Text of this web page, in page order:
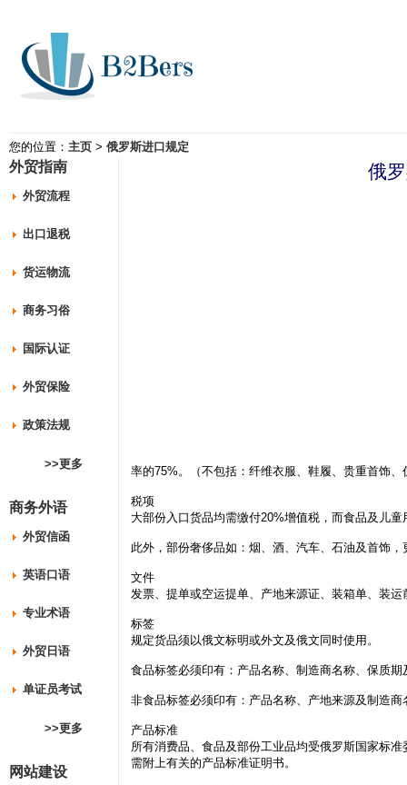
您的位置： 主页 > 俄罗斯进口规定
外贸指南
外贸流程
出口退税
货运物流
商务习俗
国际认证
外贸保险
政策法规
>>更多
商务外语
外贸信函
英语口语
专业术语
外贸日语
单证员考试
>>更多
网站建设
俄
率的75%。（不包括：纤维衣服、鞋履、贵重首饰
税项
大部份入口货品均需缴付20%增值税，而食品及儿
此外，部份奢侈品如：烟、酒、汽车、石油及首饰
文件
发票、提单或空运提单、产地来源证、装箱单、装
标签
规定货品须以俄文标明或外文及俄文同时使用。
食品标签必须印有：产品名称、制造商名称、保质
非食品标签必须印有：产品名称、产地来源及制造
产品标准
所有消费品、食品及部份工业品均受俄罗斯国家标
需附上有关的产品标准证明书。